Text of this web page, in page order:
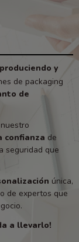
produciendo y
de packaging
de
confianza de
seguridad que
única,
de expertos que
a llevarlo!